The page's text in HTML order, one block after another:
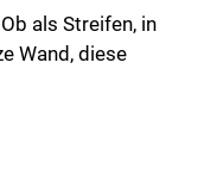
als Streifen, in
Wand, diese